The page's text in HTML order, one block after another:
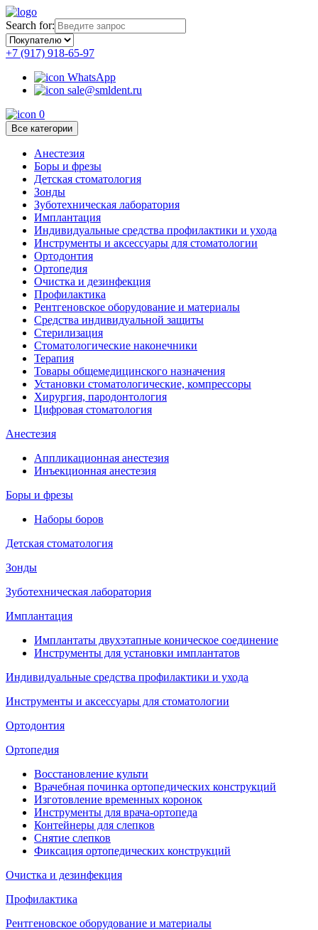
Search for:
+7 (917) 918-65-97
WhatsApp
sale@smldent.ru
0
Все категории
Анестезия
Боры и фрезы
Детская стоматология
Зонды
Зуботехническая лаборатория
Имплантация
Индивидуальные средства профилактики и ухода
Инструменты и аксессуары для стоматологии
Ортодонтия
Ортопедия
Очистка и дезинфекция
Профилактика
Рентгеновское оборудование и материалы
Средства индивидуальной защиты
Стерилизация
Стоматологические наконечники
Терапия
Товары общемедицинского назначения
Установки стоматологические, компрессоры
Хирургия, пародонтология
Цифровая стоматология
Анестезия
Аппликационная анестезия
Инъекционная анестезия
Боры и фрезы
Наборы боров
Детская стоматология
Зонды
Зуботехническая лаборатория
Имплантация
Имплантаты двухэтапные коническое соединение
Инструменты для установки имплантатов
Индивидуальные средства профилактики и ухода
Инструменты и аксессуары для стоматологии
Ортодонтия
Ортопедия
Восстановление культи
Врачебная починка ортопедических конструкций
Изготовление временных коронок
Инструменты для врача-ортопеда
Контейнеры для слепков
Снятие слепков
Фиксация ортопедических конструкций
Очистка и дезинфекция
Профилактика
Рентгеновское оборудование и материалы